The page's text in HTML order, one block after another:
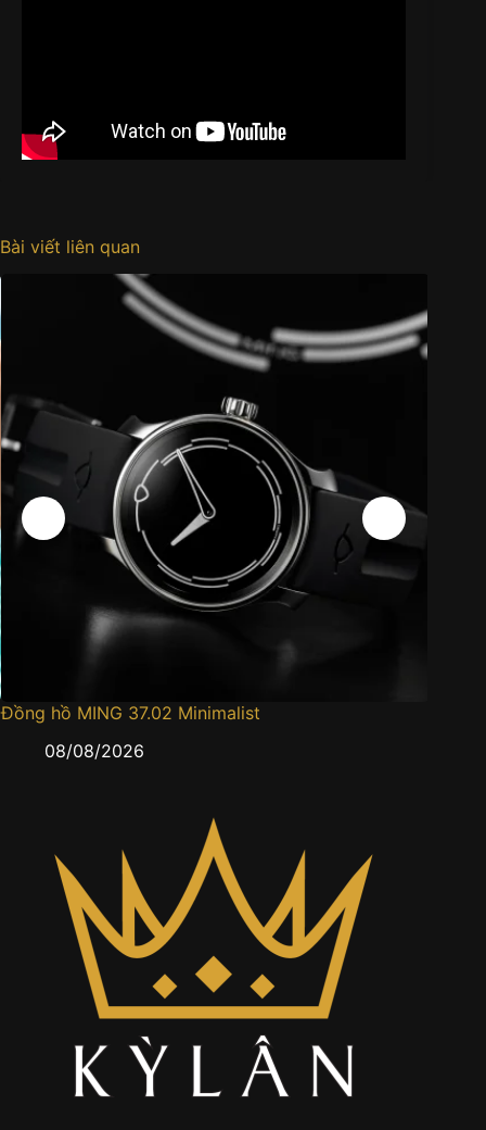
Bài viết liên quan
Đồng hồ MING 37.02 Minimalist
08/08/2026